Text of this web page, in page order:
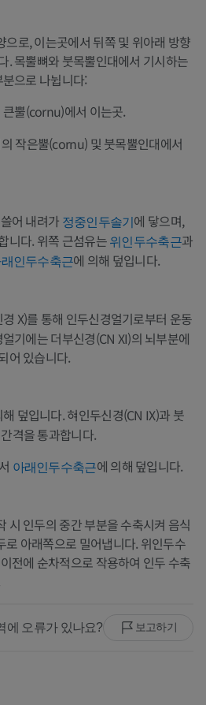
으로, 이는곳에서 뒤쪽 및 위아래 방향
. 목뿔뼈와 붓목뿔인대에서 기시하는
으로 나뉩니다:
큰뿔(cornu)에서 이는곳.
작은뿔(cornu) 및 붓목뿔인대에서
어 내려가 정중인두솔기에 닿으며,
니다. 위쪽 근섬유는위인두수축근과
인두수축근에 의해 덮입니다.
경 X)를 통해 인두신경얼기로부터 운동
기에는 더부신경(CN XI)의 뇌부분에
어 있습니다.
해 덮입니다. 혀인두신경(CN IX)과 붓
격을 통과합니다.
아래인두수축근에 의해 덮입니다.
시 인두의 중간 부분을 수축시켜 음식
로 아래쪽으로 밀어냅니다. 위인두수
전에 순차적으로 작용하여 인두 수축
에 오류가 있나요? 보고하기